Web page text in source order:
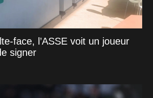
face, l’ASSE voit un joueur
signer